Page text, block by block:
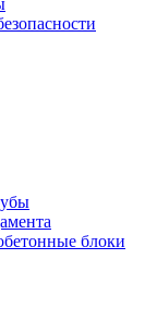
блоки